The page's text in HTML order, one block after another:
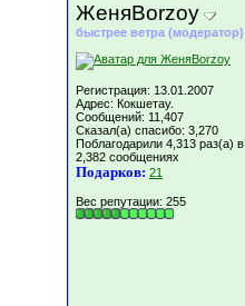
ЖеняBorzoy
быстрее ветра (модератор)
Регистрация: 13.01.2007
Адрес: Кокшетау.
Сообщений: 11,407
Сказал(а) спасибо: 3,270
Поблагодарили 4,313 раз(а) в
2,382 сообщениях
Подарков: 21
Вес репутации: 255